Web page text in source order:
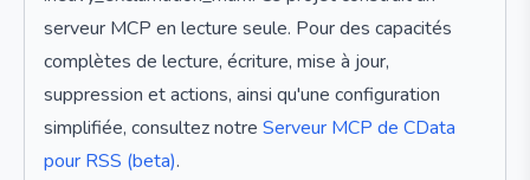
serveur MCP en lecture seule. Pour des capacités
complètes de lecture, écriture, mise à jour,
suppression et actions, ainsi qu'une configuration
simplifiée, consultez notre Serveur MCP de CData
pour RSS (beta).